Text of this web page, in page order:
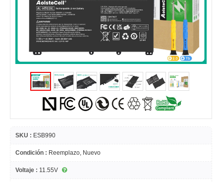
SKU : ESB990
Condición : Reemplazo, Nuevo
Voltaje : 11.55V